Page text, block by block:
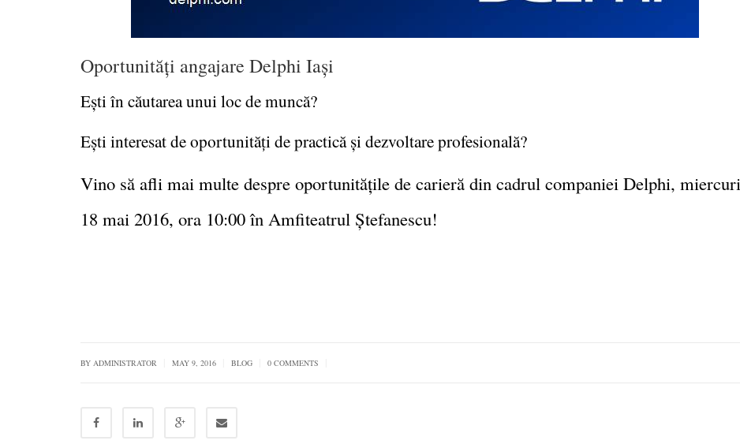
Oportunități angajare Delphi Iași
Ești în căutarea unui loc de muncă?
Ești interesat de oportunități de practică și dezvoltare profesională?
Vino să afli mai multe despre oportunitățile de carieră din cadrul companiei Delphi,
18 mai 2016, ora 10:00 în Amfiteatrul Ștefanescu!
BY ADMINISTRATOR MAY 9, 2016 BLOG 0 COMMENTS